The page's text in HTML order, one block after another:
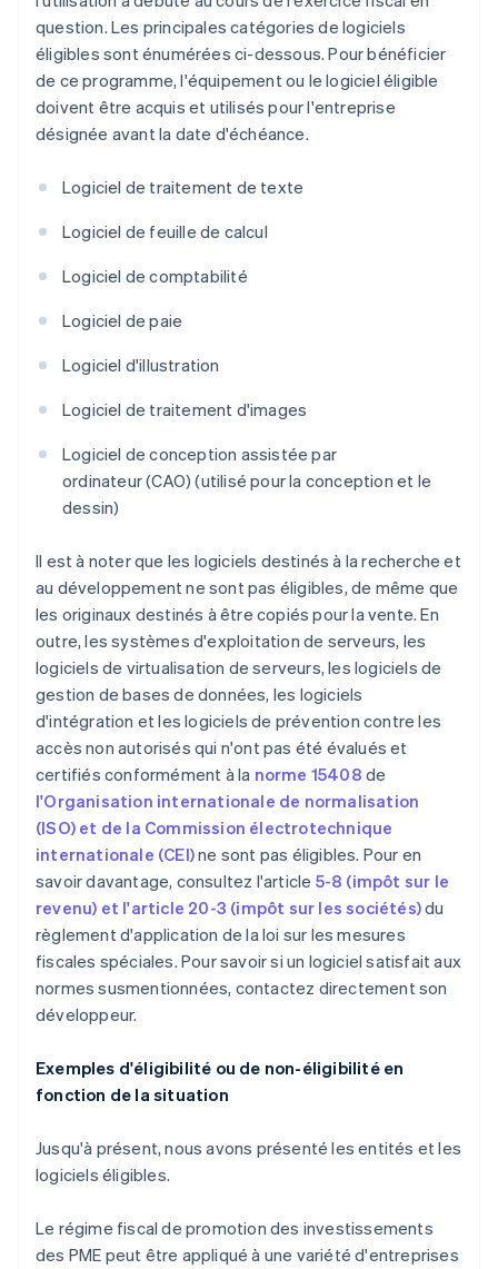
question. Les principales catégories de logiciels
éligibles sont énumérées ci-dessous. Pour bénéficier
de ce programme, l'équipement ou le logiciel éligible
doivent être acquis et utilisés pour l'entreprise
désignée avant la date d'échéance.
Logiciel de traitement de texte
Logiciel de feuille de calcul
Logiciel de comptabilité
Logiciel de paie
Logiciel d'illustration
Logiciel de traitement d'images
Logiciel de conception assistée par
ordinateur (CAO) (utilisé pour la conception et le
dessin)
Il est à noter que les logiciels destinés à la recherche et
au développement ne sont pas éligibles, de même que
les originaux destinés à être copiés pour la vente. En
outre, les systèmes d'exploitation de serveurs, les
logiciels de virtualisation de serveurs, les logiciels de
gestion de bases de données, les logiciels
d'intégration et les logiciels de prévention contre les
accès non autorisés qui n'ont pas été évalués et
certifiés conformément à la norme 15408 de
l'Organisation internationale de normalisation
(ISO) et de la Commission électrotechnique
internationale (CEI)ne sont pas éligibles. Pour en
savoir davantage, consultez l'article 5-8 (impôt sur le
revenu) et l'article 20-3 (impôt sur les sociétés)du
règlement d'application de la loi sur les mesures
fiscales spéciales. Pour savoir si un logiciel satisfait aux
normes susmentionnées, contactez directement son
développeur.
Exemples d'éligibilité ou de non-éligibilité en
fonction de la situation
Jusqu'à présent, nous avons présenté les entités et les
logiciels éligibles.
Le régime fiscal de promotion des investissements
des PME peut être appliqué à une variété d'entreprises